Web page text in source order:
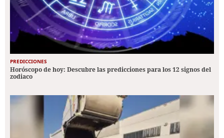
PREDICCIONES
Horóscopo de hoy: Descubre las predicciones para los 12 signos del
zodiaco